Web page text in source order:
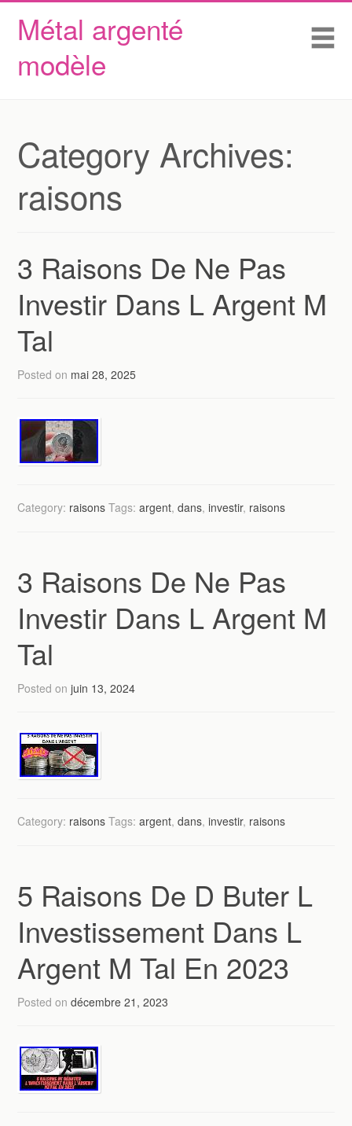
Métal argenté
modèle
Skip to content
Accueil
Conditions d’utilisation
Category Archives:
raisons
3 Raisons De Ne Pas
Investir Dans L Argent M
Tal
Posted on mai 28, 2025
Category: raisons Tags:argent,dans,investir, raisons
3 Raisons De Ne Pas
Investir Dans L Argent M
Tal
Posted onjuin 13, 2024
Category: raisons Tags:argent,dans,investir, raisons
5 Raisons De D Buter L
Investissement Dans L
Argent M Tal En 2023
Posted ondécembre 21, 2023